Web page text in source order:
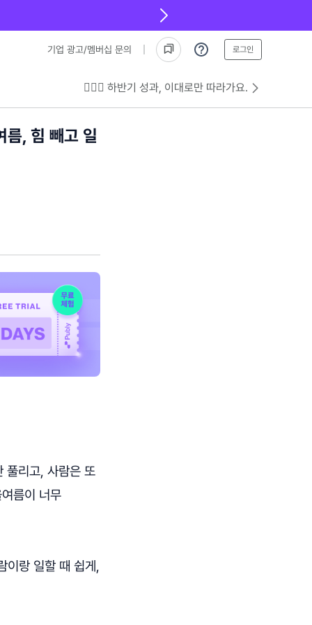
기업 광고/멤버십 문의 로그인
💁🏻‍♂️ 하반기 성과, 이대로만 따라가요.
름, 힘 빼고 일
풀리고, 사람은 또
름이 너무
이랑 일할 때 쉽게,